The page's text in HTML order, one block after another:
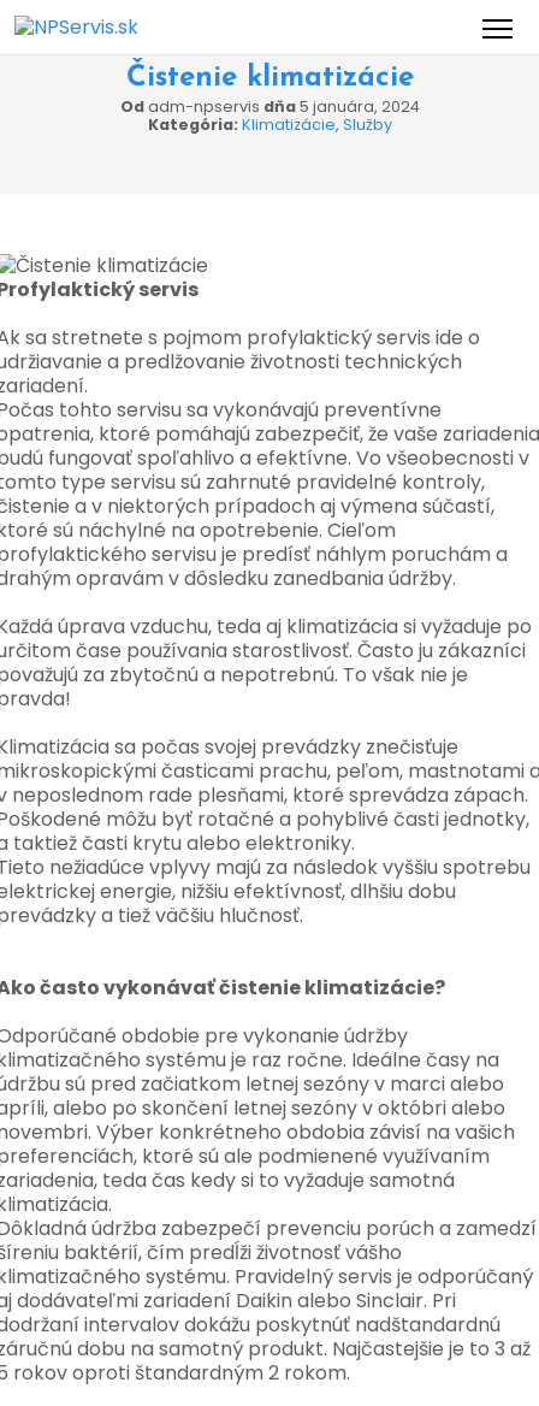
Čistenie klimatizácie
Odadm-npservis dňa5 januára, 2024
Kategória: Klimatizácie, Služby
servis
sa stretnete s pojmom profylaktický servis ide o
a predlžovanie životnosti technických
tohto servisu sa vykonávajú preventívne
ktoré pomáhajú zabezpečiť, že vaše zariadenia
fungovať spoľahlivo a efektívne. Vo všeobecnosti v
type servisu sú zahrnuté pravidelné kontroly,
a v niektorých prípadoch aj výmena súčastí,
sú náchylné na opotrebenie. Cieľom
servisu je predísť náhlym poruchám a
opravám v dôsledku zanedbania údržby.
úprava vzduchu, teda aj klimatizácia si vyžaduje po
čase používania starostlivosť. Často ju zákazníci
za zbytočnú a nepotrebnú. To však nie je
sa počas svojej prevádzky znečisťuje
časticami prachu, peľom, mastnotami
neposlednom rade plesňami, ktoré sprevádza zápach.
môžu byť rotačné a pohyblivé časti jednotky,
taktiež časti krytu alebo elektroniky.
nežiadúce vplyvy majú za následok vyššiu spotrebu
energie, nižšiu efektívnosť, dlhšiu dobu
a tiež väčšiu hlučnosť.
často vykonávať čistenie klimatizácie?
obdobie pre vykonanie údržby
systému je raz ročne. Ideálne časy na
sú pred začiatkom letnej sezóny v marci alebo
alebo po skončení letnej sezóny v októbri alebo
Výber konkrétneho obdobia závisí na vašich
ktoré sú ale podmienené využívaním
teda čas kedy si to vyžaduje samotná
údržba zabezpečí prevenciu porúch a zamedzí
baktérií, čím predĺži životnosť vášho
systému. Pravidelný servis je odporúčaný
dodávateľmi zariadení Daikin alebo Sinclair. Pri
intervalov dokážu poskytnúť nadštandardnú
dobu na samotný produkt. Najčastejšie je to 3 až
rokov oproti štandardným 2 rokom.